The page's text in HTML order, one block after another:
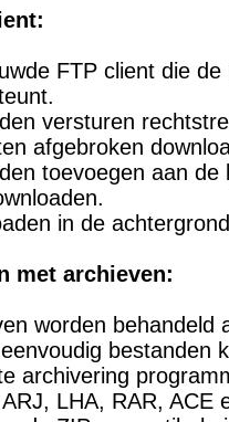
FTP client die
versturen
afgebroken
toevoegen aan
in de
met archieven:
worden behandeld
bestanden
archivering
ARJ, LHA, RAR, ACE